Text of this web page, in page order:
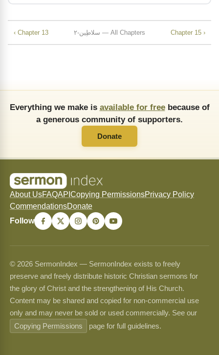
‹ Chapter 13 ۲-سلاطِین — All Chapters Chapter 15 ›
Everything we make is available for freebecause of
a generous community of supporters.
Donate
About UsFAQAPI Copying PermissionsPrivacy Policy
CommendationsDonate
Follow
© 2026 SermonIndex — SermonIndex exists to freely
preserve and freely distribute historic Christian sermons for
the glory of Christ and the strengthening of His Church.
Content may be shared and copied for non-commercial use
only and may never be sold or used commercially. See our
Copying Permissions
page for full guidelines.